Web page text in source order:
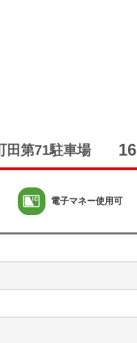
田第71駐車場 16
電子マネー使用可